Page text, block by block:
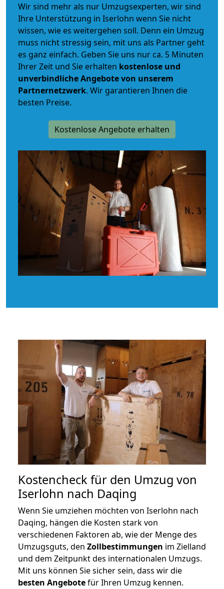
Wir sind mehr als nur Umzugsexperten, wir sind
Ihre Unterstützung in Iserlohn wenn Sie nicht
wissen, wie es weitergehen soll. Denn ein Umzug
muss nicht stressig sein, mit uns als Partner geht
es ganz einfach. Geben Sie uns nur ca. 5 Minuten
Ihrer Zeit und Sie erhalten kostenlose und
unverbindlicheAngebote von unserem
Partnernetzwerk. Wir garantieren Ihnen die
besten Preise.
Kostenlose Angebote erhalten
Kostencheck für den Umzug von
Iserlohn nach Daqing
Wenn Sie umziehen möchten von Iserlohn nach
Daqing, hängen die Kosten stark von
verschiedenen Faktoren ab, wie der Menge des
Umzugsguts, den Zollbestimmungen im Zielland
und dem Zeitpunkt des internationalen Umzugs.
Mit uns können Sie sicher sein, dass wir die
besten Angebotefür Ihren Umzug kennen.